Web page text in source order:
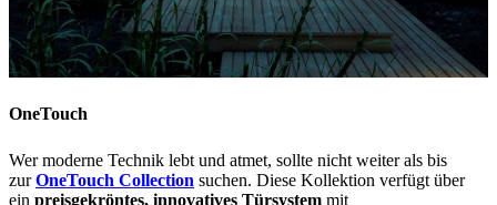
OneTouch
Wer moderne Technik lebt und atmet, sollte nicht weiter als bis
zurOneTouch Collection suchen. Diese Kollektion verfügt über
ein preisgekröntes, innovatives Türsystem mit